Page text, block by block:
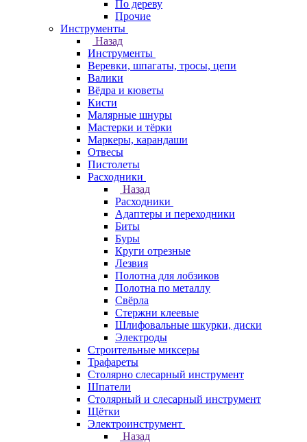
По дереву
Прочие
Инструменты
Назад
Инструменты
Веревки, шпагаты, тросы, цепи
Валики
Вёдра и кюветы
Кисти
Малярные шнуры
Мастерки и тёрки
Маркеры, карандаши
Отвесы
Пистолеты
Расходники
Назад
Расходники
Адаптеры и переходники
Биты
Буры
Круги отрезные
Лезвия
Полотна для лобзиков
Полотна по металлу
Свёрла
Стержни клеевые
Шлифовальные шкурки, диски
Электроды
Строительные миксеры
Трафареты
Столярно слесарный инструмент
Шпатели
Столярный и слесарный инструмент
Щётки
Электроинструмент
Назад